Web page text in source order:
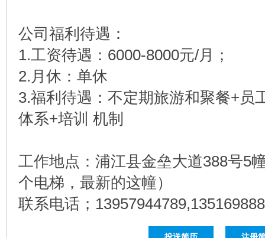
公司福利待遇：
1.工资待遇：6000-8000元/月；
2.月休：单休
3.福利待遇：不定期旅游和聚餐+员
体系+培训 机制
工作地点：浦江县金垒大道388号5
个电梯，最新的这幢）
联系电话；